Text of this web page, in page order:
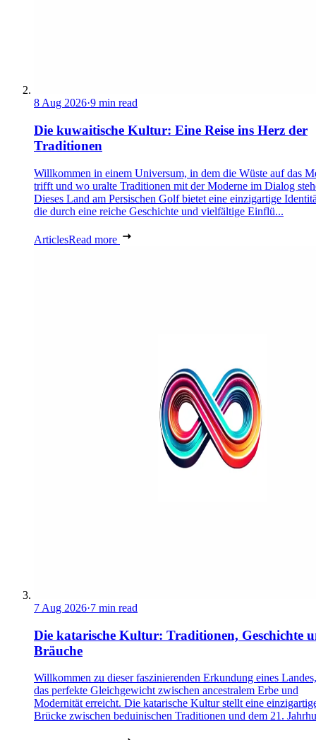
8 Aug 2026·9 min read
Die kuwaitische Kultur: Eine Reise ins Herz der
Traditionen
Willkommen in einem Universum, in dem die Wüste auf das
trifft und wo uralte Traditionen mit der Moderne im Dialog
Dieses Land am Persischen Golf bietet eine einzigartige
die durch eine reiche Geschichte und vielfältige Einflü...
ArticlesRead more
7 Aug 2026·7 min read
Die katarische Kultur: Traditionen, Geschichte
Bräuche
Willkommen zu dieser faszinierenden Erkundung eines
das perfekte Gleichgewicht zwischen ancestralem Erbe und
Modernität erreicht. Die katarische Kultur stellt eine
Brücke zwischen beduinischen Traditionen und dem 21.